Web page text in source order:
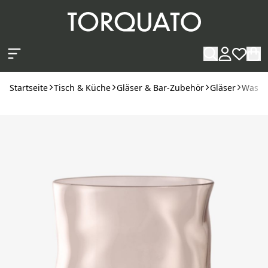
Startseite Tisch & Küche Gläser & Bar-Zubehör Gläser